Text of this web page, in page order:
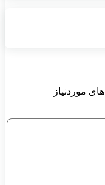
موردنیاز